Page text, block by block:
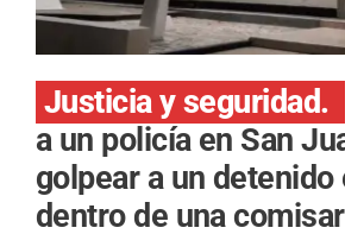
Justicia y seguridad.
a un policía en San
golpear a un detenido
dentro de una